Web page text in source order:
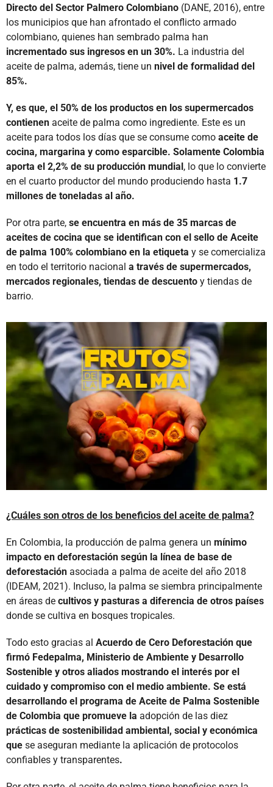
Directo del Sector Palmero Colombiano (DANE, 2016), entre
los municipios que han afrontado el conflicto armado
colombiano, quienes han sembrado palma han
incrementado sus ingresos en un 30%. La industria del
aceite de palma, además, tiene un nivel de formalidad del
85%.
Y, es que, el 50% de los productos en los supermercados
contienen aceite de palma como ingrediente. Este es un
aceite para todos los días que se consume como aceite de
cocina, margarina y como esparcible. Solamente Colombia
aporta el 2,2% de su producción mundial, lo que lo convierte
en el cuarto productor del mundo produciendo hasta 1.7
millones de toneladas al año.
Por otra parte, se encuentra en más de 35 marcas de
aceites de cocina que se identifican con el sello de Aceite
de palma 100% colombiano en la etiqueta y se comercializa
en todo el territorio nacional a través de supermercados,
mercados regionales, tiendas de descuento y tiendas de
barrio.
¿Cuáles son otros de los beneficios del aceite de palma?
En Colombia, la producción de palma genera un mínimo
impacto en deforestación según la línea de base de
deforestación asociada a palma de aceite del año 2018
(IDEAM, 2021). Incluso, la palma se siembra principalmente
en áreas de cultivos y pasturas a diferencia de otros países
donde se cultiva en bosques tropicales.
Todo esto gracias al Acuerdo de Cero Deforestación que
firmó Fedepalma, Ministerio de Ambiente y Desarrollo
Sostenible y otros aliados mostrando el interés por el
cuidado y compromiso con el medio ambiente. Se está
desarrollando el programa de Aceite de Palma Sostenible
de Colombia que promueve la adopción de las diez
prácticas de sostenibilidad ambiental, social y económica
que se aseguran mediante la aplicación de protocolos
confiables y transparentes.